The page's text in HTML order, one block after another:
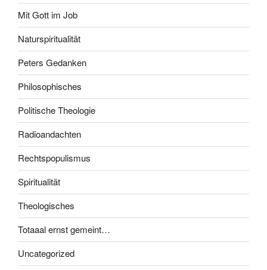
Mit Gott im Job
Naturspiritualität
Peters Gedanken
Philosophisches
Politische Theologie
Radioandachten
Rechtspopulismus
Spiritualität
Theologisches
Totaaal ernst gemeint…
Uncategorized